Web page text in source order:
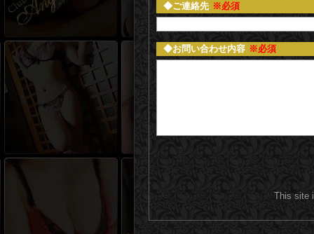
ご連絡先 ※必須
お問い合わせ内容 ※必須
This site